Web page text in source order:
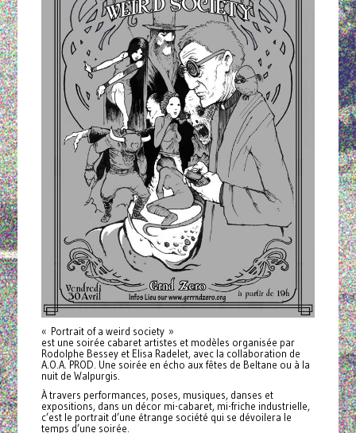
« Portrait of a weird society »
est une soirée cabaret artistes et modèles organisée par
Rodolphe Bessey et Elisa Radelet, avec la collaboration de
A.O.A. PROD. Une soirée en écho aux fêtes de Beltane ou à la
nuit de Walpurgis.
À travers performances, poses, musiques, danses et
expositions, dans un décor mi-cabaret, mi-friche industrielle,
c’est le portrait d’une étrange société qui se dévoilera le
temps d’une soirée.